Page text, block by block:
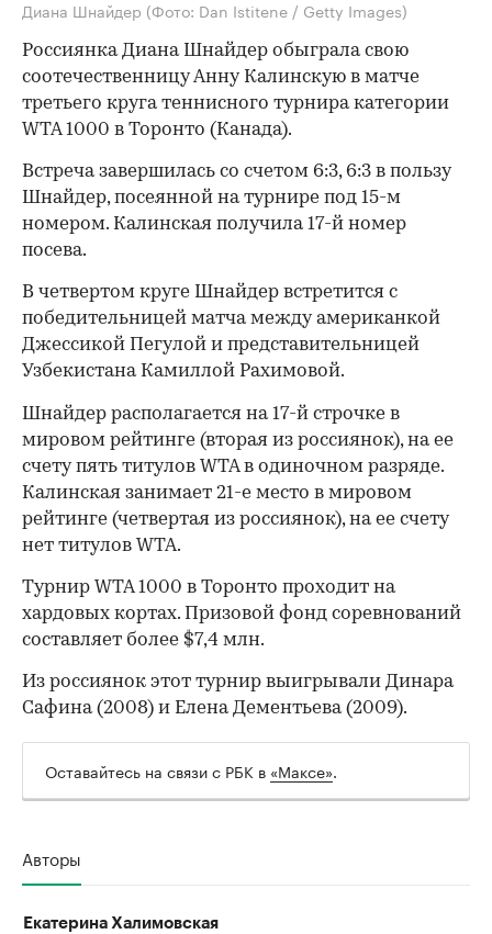
Диана Шнайдер (Фото: Dan Istitene / Getty Images)
Россиянка Диана Шнайдер обыграла свою
соотечественницу Анну Калинскую в матче
третьего круга теннисного турнира категории
WTA 1000 в Торонто (Канада).
Встреча завершилась со счетом 6:3, 6:3 в пользу
Шнайдер, посеянной на турнире под 15-м
номером. Калинская получила 17-й номер
посева.
В четвертом круге Шнайдер встретится с
победительницей матча между американкой
Джессикой Пегулой и представительницей
Узбекистана Камиллой Рахимовой.
00:00 00:00
Шнайдер располагается на 17-й строчке в
мировом рейтинге (вторая из россиянок), на ее
счету пять титулов WTA в одиночном разряде.
Калинская занимает 21-е место в мировом
рейтинге (четвертая из россиянок), на ее счету
нет титулов WTA.
Турнир WTA 1000 в Торонто проходит на
хардовых кортах. Призовой фонд соревнований
составляет более $7,4 млн.
Из россиянок этот турнир выигрывали Динара
Сафина (2008) и Елена Дементьева (2009).
Оставайтесь на связи с РБК в «Максе».
Авторы
Екатерина Халимовская